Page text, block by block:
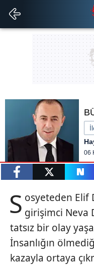
06
S osyeteden Elif
girişimci Neva
tatsız bir olay
İnsanlığın
kazayla ortaya